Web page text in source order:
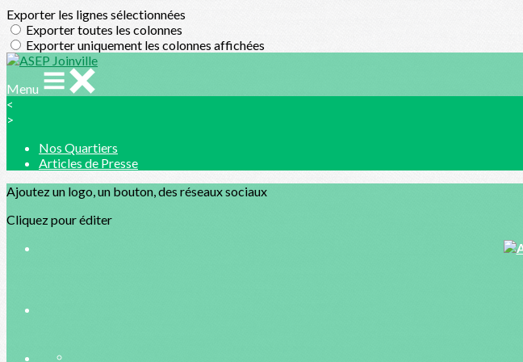
Exporter les lignes sélectionnées
Exporter toutes les colonnes
Exporter uniquement les colonnes affichées
Menu
<
>
Nos Quartiers
Articles de Presse
Ajoutez un logo, un bouton, des réseaux sociaux
Cliquez pour éditer